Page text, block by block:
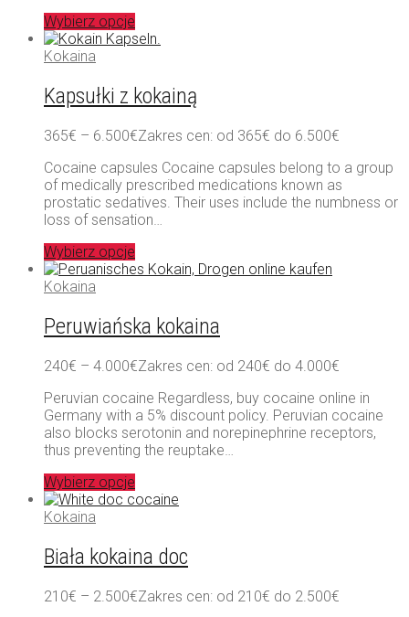
Wybierz opcje
Kokaina
Kapsułki z kokainą
365€ – 6.500€Zakres cen: od 365€ do 6.500€
Cocaine capsules Cocaine capsules belong to a group
of medically prescribed medications known as
prostatic sedatives. Their uses include the numbness or
loss of sensation…
Wybierz opcje
Kokaina
Peruwiańska kokaina
240€ – 4.000€Zakres cen: od 240€ do 4.000€
Peruvian cocaine Regardless, buy cocaine online in
Germany with a 5% discount policy. Peruvian cocaine
also blocks serotonin and norepinephrine receptors,
thus preventing the reuptake…
Wybierz opcje
Kokaina
Biała kokaina doc
210€ – 2.500€Zakres cen: od 210€ do 2.500€